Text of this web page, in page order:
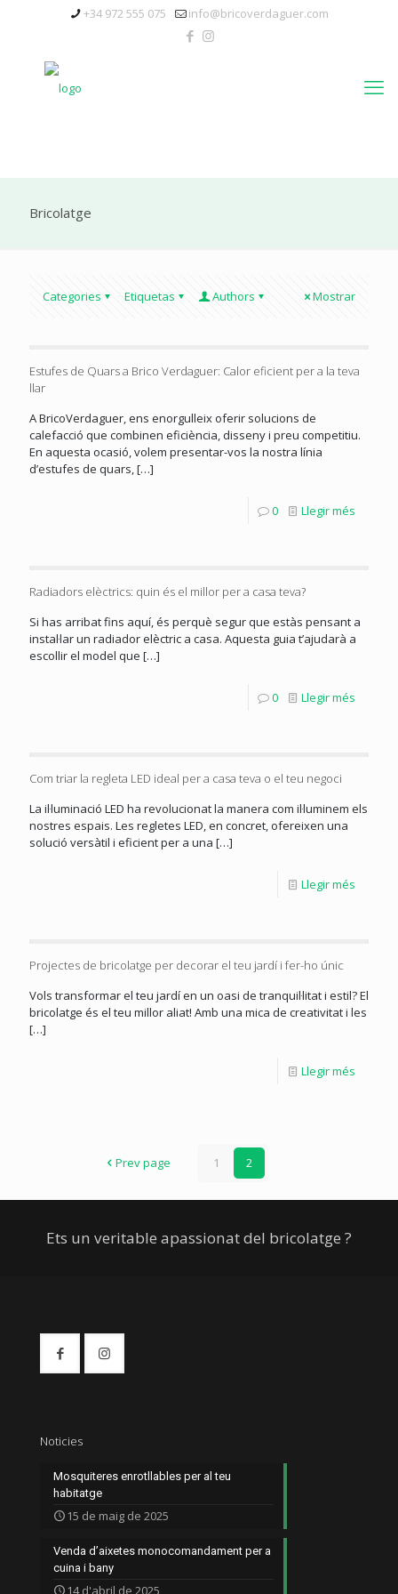
+34 972 555 075 info@bricoverdaguer.com
Bricolatge
Categories Etiquetas Authors Mostrar
Estufes de Quars a Brico Verdaguer: Calor eficient per a la teva
llar
A BricoVerdaguer, ens enorgulleix oferir solucions de
calefacció que combinen eficiència, disseny i preu competitiu.
En aquesta ocasió, volem presentar-vos la nostra línia
d’estufes de quars, […]
0 Llegir més
Radiadors elèctrics: quin és el millor per a casa teva?
Si has arribat fins aquí, és perquè segur que estàs pensant a
instal·lar un radiador elèctric a casa. Aquesta guia t’ajudarà a
escollir el model que […]
0 Llegir més
Com triar la regleta LED ideal per a casa teva o el teu negoci
La il·luminació LED ha revolucionat la manera com il·luminem els
nostres espais. Les regletes LED, en concret, ofereixen una
solució versàtil i eficient per a una […]
Llegir més
Projectes de bricolatge per decorar el teu jardí i fer-ho únic
Vols transformar el teu jardí en un oasi de tranquil·litat i estil? El
bricolatge és el teu millor aliat! Amb una mica de creativitat i les
[…]
Llegir més
Prev page 1 2
Ets un veritable apassionat del bricolatge ?
Noticies
Mosquiteres enrotllables per al teu
habitatge
15 de maig de 2025
Venda d’aixetes monocomandament per a
cuina i bany
14 d'abril de 2025